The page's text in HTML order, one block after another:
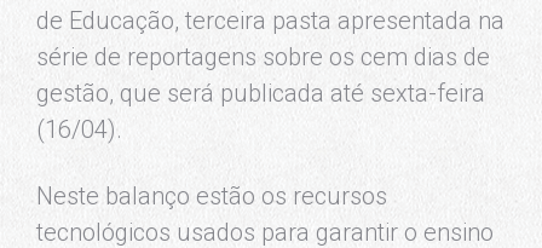
de Educação, terceira pasta apresentada na
série de reportagens sobre os cem dias de
gestão, que será publicada até sexta-feira
(16/04).
Neste balanço estão os recursos
tecnológicos usados para garantir o ensino